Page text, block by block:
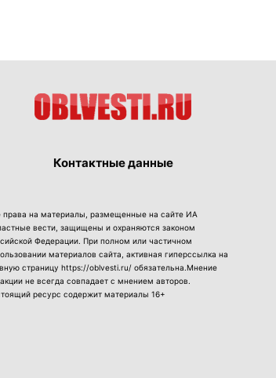
Контактные данные
права на материалы, размещенные на сайте ИА
вести, защищены и охраняются законом
Федерации. При полном или частичном
материалов сайта, активная гиперссылка на
страницу https://oblvesti.ru/ обязательна.Мнение
не всегда совпадает с мнением авторов.
ресурс содержит материалы 16+